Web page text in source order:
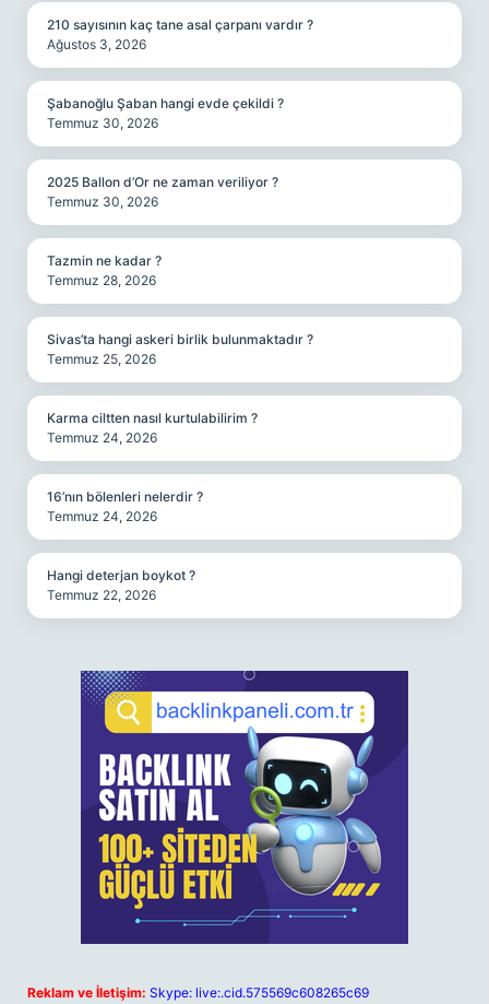
210 sayısının kaç tane asal çarpanı vardır ?
Ağustos 3, 2026
Şabanoğlu Şaban hangi evde çekildi ?
Temmuz 30, 2026
2025 Ballon d’Or ne zaman veriliyor ?
Temmuz 30, 2026
Tazmin ne kadar ?
Temmuz 28, 2026
Sivas’ta hangi askeri birlik bulunmaktadır ?
Temmuz 25, 2026
Karma ciltten nasıl kurtulabilirim ?
Temmuz 24, 2026
16’nın bölenleri nelerdir ?
Temmuz 24, 2026
Hangi deterjan boykot ?
Temmuz 22, 2026
Reklam ve İletişim: Skype: live:.cid.575569c608265c69